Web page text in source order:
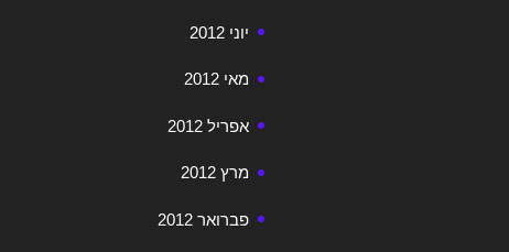
יוני 2012
מאי 2012
אפריל 2012
מרץ 2012
פברואר 2012